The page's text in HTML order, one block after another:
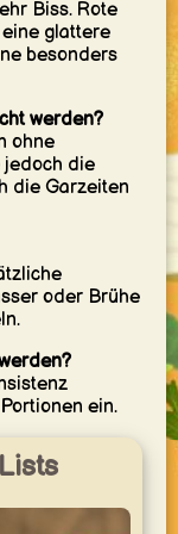
Biss. Rote
glattere
besonders
werden?
ohne
jedoch die
die Garzeiten
oder Brühe
ein.